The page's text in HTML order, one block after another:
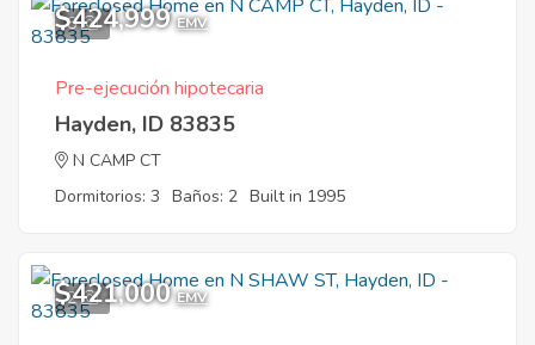
8
$424,999 EMV
Pre-ejecución hipotecaria
Hayden, ID 83835
N CAMP CT
Dormitorios: 3 Baños: 2 Built in 1995
2
$421,000 EMV